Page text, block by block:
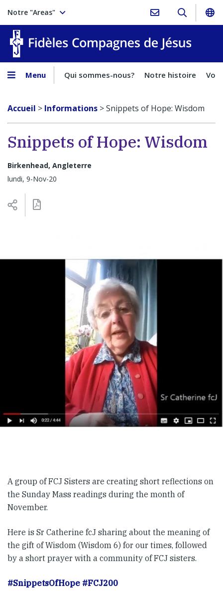
Notre "Areas"
Menu Qui sommes-nous? Notre histoire
Accueil > Informations >Snippets of Hope: Wisdom
Snippets of Hope: Wisdom
Birkenhead, Angleterre
lundi, 9-Nov-20
A group of FCJ Sisters are creating short reflections on
the Sunday Mass readings during the month of
November.
Here is Sr Catherine fcJ sharing about the meaning of
the gift of Wisdom (Wisdom 6) for our times, followed
by a short prayer with a community of FCJ sisters.
#SnippetsOfHope #FCJ200